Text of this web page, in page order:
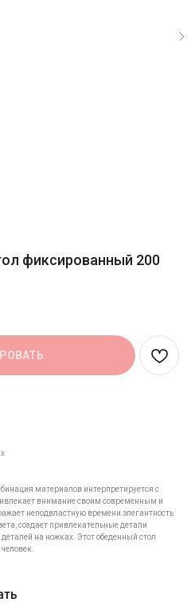
фиксированный 200
материалов интерпретируется с
внимание своим современным и
неподвластную времени элегантность
создает привлекательные детали
на ножках. Этот обеденный стол